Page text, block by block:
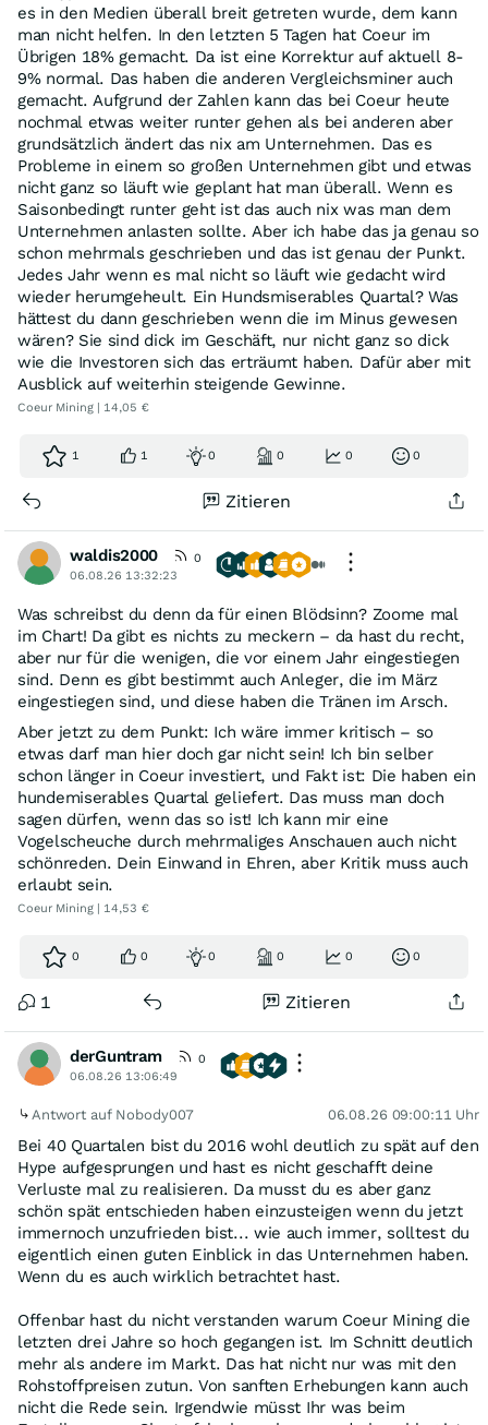
es in den Medien überall breit getreten wurde, dem kann
man nicht helfen. In den letzten 5 Tagen hat Coeur im
Übrigen 18% gemacht. Da ist eine Korrektur auf aktuell 8-
9% normal. Das haben die anderen Vergleichsminer auch
gemacht. Aufgrund der Zahlen kann das bei Coeur heute
nochmal etwas weiter runter gehen als bei anderen aber
grundsätzlich ändert das nix am Unternehmen. Das es
Probleme in einem so großen Unternehmen gibt und etwas
nicht ganz so läuft wie geplant hat man überall. Wenn es
Saisonbedingt runter geht ist das auch nix was man dem
Unternehmen anlasten sollte. Aber ich habe das ja genau so
schon mehrmals geschrieben und das ist genau der Punkt.
Jedes Jahr wenn es mal nicht so läuft wie gedacht wird
wieder herumgeheult. Ein Hundsmiserables Quartal? Was
hättest du dann geschrieben wenn die im Minus gewesen
wären? Sie sind dick im Geschäft, nur nicht ganz so dick
wie die Investoren sich das erträumt haben. Dafür aber mit
Ausblick auf weiterhin steigende Gewinne.
Coeur Mining | 14,05 €
1 1 0 0 0 0
Zitieren
waldis2000
0
06.08.26 13:32:23
Was schreibst du denn da für einen Blödsinn? Zoome mal
im Chart! Da gibt es nichts zu meckern – da hast du recht,
aber nur für die wenigen, die vor einem Jahr eingestiegen
sind. Denn es gibt bestimmt auch Anleger, die im März
eingestiegen sind, und diese haben die Tränen im Arsch.
Aber jetzt zu dem Punkt: Ich wäre immer kritisch – so
etwas darf man hier doch gar nicht sein! Ich bin selber
schon länger in Coeur investiert, und Fakt ist: Die haben ein
hundemiserables Quartal geliefert. Das muss man doch
sagen dürfen, wenn das so ist! Ich kann mir eine
Vogelscheuche durch mehrmaliges Anschauen auch nicht
schönreden. Dein Einwand in Ehren, aber Kritik muss auch
erlaubt sein.
Coeur Mining | 14,53 €
0 0 0 0 0 0
1 Zitieren
derGuntram
0
06.08.26 13:06:49
Antwort auf Nobody007 06.08.26 09:00:11 Uhr
Bei 40 Quartalen bist du 2016 wohl deutlich zu spät auf den
Hype aufgesprungen und hast es nicht geschafft deine
Verluste mal zu realisieren. Da musst du es aber ganz
schön spät entschieden haben einzusteigen wenn du jetzt
immernoch unzufrieden bist... wie auch immer, solltest du
eigentlich einen guten Einblick in das Unternehmen haben.
Wenn du es auch wirklich betrachtet hast.
Offenbar hast du nicht verstanden warum Coeur Mining die
letzten drei Jahre so hoch gegangen ist. Im Schnitt deutlich
mehr als andere im Markt. Das hat nicht nur was mit den
Rohstoffpreisen zutun. Von sanften Erhebungen kann auch
nicht die Rede sein. Irgendwie müsst Ihr was beim